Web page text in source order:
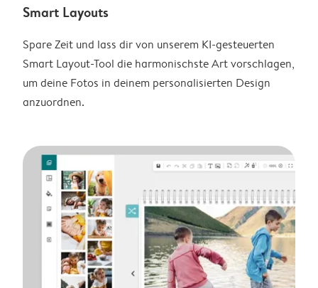
Smart Layouts
Spare Zeit und lass dir von unserem KI-gesteuerten
Smart Layout-Tool die harmonischste Art vorschlagen,
um deine Fotos in deinem personalisierten Design
anzuordnen.